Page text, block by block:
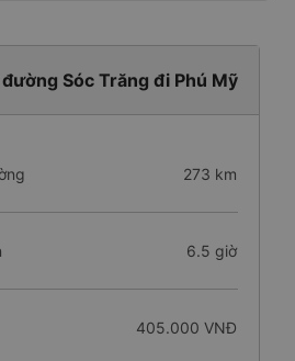
Sóc Trăng đi Phú Mỹ
273 km
6.5 giờ
405.000 VNĐ